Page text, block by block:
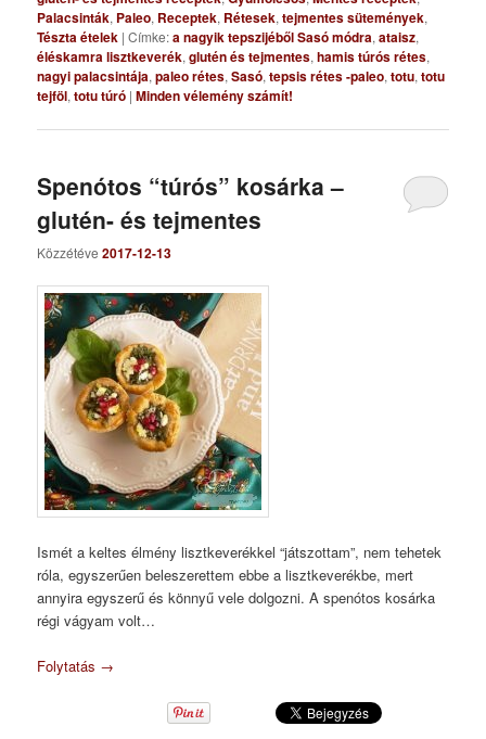
Palacsinták, Paleo, Receptek, Rétesek,tejmentes sütemények,
Tészta ételek |Címke:a nagyik tepszijéből Sasó módra,ataisz,
éléskamra lisztkeverék,glutén és tejmentes,hamis túrós rétes,
nagyi palacsintája,paleo rétes,Sasó,tepsis rétes -paleo,totu,totu
tejföl,totu túró |Minden vélemény számít!
Spenótos “túrós” kosárka –
glutén- és tejmentes
Közzétéve2017-12-13
Ismét a keltes élmény lisztkeverékkel “játszottam”, nem tehetek
róla, egyszerűen beleszerettem ebbe a lisztkeverékbe, mert
annyira egyszerű és könnyű vele dolgozni. A spenótos kosárka
régi vágyam volt…
Folytatás →